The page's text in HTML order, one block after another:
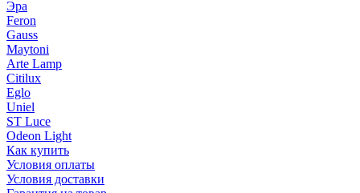
Эра
Feron
Gauss
Maytoni
Arte Lamp
Citilux
Eglo
Uniel
ST Luce
Odeon Light
Как купить
Условия оплаты
Условия доставки